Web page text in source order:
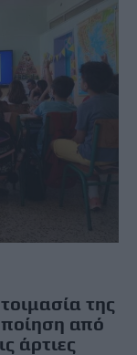
της
από
άρτιες